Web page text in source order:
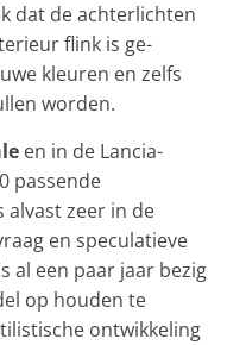
dat de achterlichten
flink is ge-
kleuren en zelfs
worden.
en in de Lancia-
passende
zeer in de
en speculatieve
al een paar jaar bezig
op houden te
ontwikkeling